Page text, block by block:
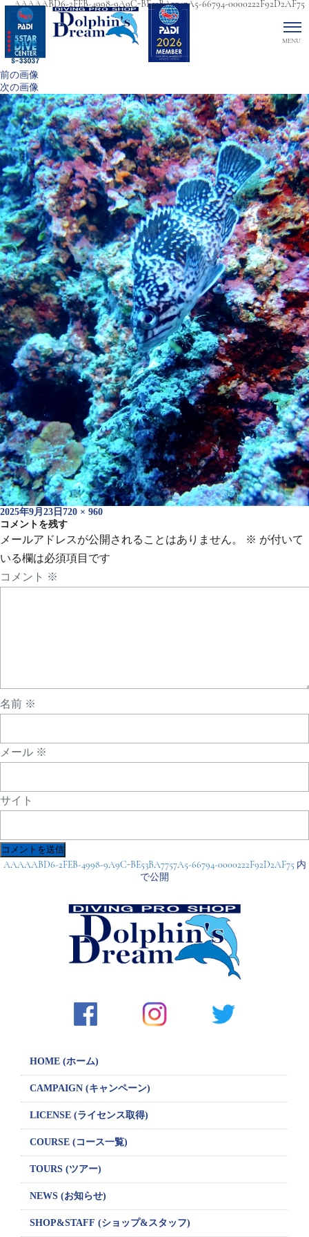
前の画像
次の画像
AAAAABD6-2FEB-4998-9A9C-BE53BA7757A5-66794-0000222F92D2AF75
投
稿
日:
2025年9月23日 フ
ル
サ
ズ
720 × 960
コメントを残す
メールアドレスが公開されることはありません。 ※ が付いて
いる欄は必須項目です
コメント ※
名前 ※
メール ※
サイト
投AAAAABD6-2FEB-4998-9A9C-BE53BA7757A5-66794-0000222F92D2AF75 内
で公開
HOME (ホーム)
CAMPAIGN (キャンペーン)
LICENSE (ライセンス取得)
COURSE (コース一覧)
TOURS (ツアー)
NEWS (お知らせ)
SHOP&STAFF (ショップ&スタッフ)